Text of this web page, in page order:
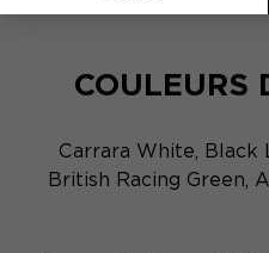
COULEURS
Carrara White, Black
British Racing Green,